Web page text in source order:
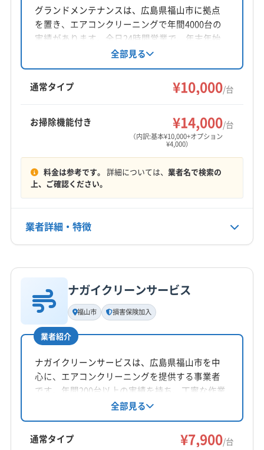
岡山県岡山市北区平田174-112
対応地域
岡山市中区
岡山市南区
岡山市北区 笠岡市 玉野市
瀬戸内市
赤磐市
浅口市
備前市
定休日
なし
086-897-5366
グランドメンテナンスは、広島県福山市に拠点
を置き、エアコンクリーニングで年間4000台の
実績があります。全日24時間営業で、年末年始
以外は対応。お掃除機能付きエアコンや室外機
洗浄などのオプションも提供し、PayPay払いに
対応しています。女性スタッフ在籍、防カビ・
抗菌コーティングにも対応可能です。
全部見る
通常タイプ ¥10,000/台
お掃除機能付き ¥14,000/台
（内訳:基本¥10,000+オプション
¥4,000）
料金は参考です。 詳細については、 業者名で検索の
上、ご確認ください。
業者詳細・特徴
基本情報
代表者名
新川弘記
所在地
広島県福山市神辺町川南1280-14
対応地域
笠岡市 浅口市
総社市
小田郡矢掛町
(広島県) 三原市
(広島県) 世羅郡世羅町
(広島県) 尾道市
ナガイクリーンサービス
福山市 損害保険加入
業者紹介
ナガイクリーンサービスは、広島県福山市を中
心に、エアコンクリーニングを提供する事業者
です。年間200台以上の実績を持ち、丁寧な作業
と接客が評判です。損害保険加入済み。防カ
ビ・抗菌コートにも対応し、エアコンを清潔に
保ちます。営業時間外の相談も可能です。
全部見る
通常タイプ ¥7,900/台